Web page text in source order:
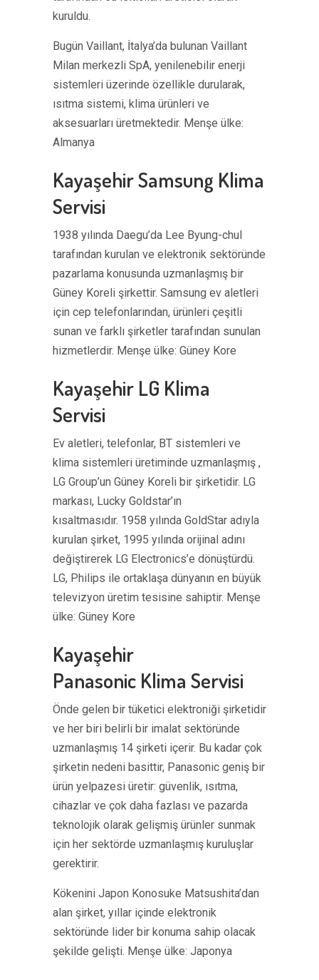
kuruldu.
Bugün Vaillant, İtalya’da bulunan Vaillant
Milan merkezli SpA, yenilenebilir enerji
sistemleri üzerinde özellikle durularak,
ısıtma sistemi, klima ürünleri ve
aksesuarları üretmektedir. Menşe ülke:
Almanya
Kayaşehir Samsung Klima
Servisi
1938 yılında Daegu’da Lee Byung-chul
tarafından kurulan ve elektronik sektöründe
pazarlama konusunda uzmanlaşmış bir
Güney Koreli şirkettir. Samsung ev aletleri
için cep telefonlarından, ürünleri çeşitli
sunan ve farklı şirketler tarafından sunulan
hizmetlerdir. Menşe ülke: Güney Kore
Kayaşehir LG Klima
Servisi
Ev aletleri, telefonlar, BT sistemleri ve
klima sistemleri üretiminde uzmanlaşmış ,
LG Group’un Güney Koreli bir şirketidir. LG
markası, Lucky Goldstar’ın
kısaltmasıdır. 1958 yılında GoldStar adıyla
kurulan şirket, 1995 yılında orijinal adını
değiştirerek LG Electronics’e dönüştürdü.
LG, Philips ile ortaklaşa dünyanın en büyük
televizyon üretim tesisine sahiptir. Menşe
ülke: Güney Kore
Kayaşehir
Panasonic Klima Servisi
Önde gelen bir tüketici elektroniği şirketidir
ve her biri belirli bir imalat sektöründe
uzmanlaşmış 14 şirketi içerir. Bu kadar çok
şirketin nedeni basittir, Panasonic geniş bir
ürün yelpazesi üretir: güvenlik, ısıtma,
cihazlar ve çok daha fazlası ve pazarda
teknolojik olarak gelişmiş ürünler sunmak
için her sektörde uzmanlaşmış kuruluşlar
gerektirir.
Kökenini Japon Konosuke Matsushita’dan
alan şirket, yıllar içinde elektronik
sektöründe lider bir konuma sahip olacak
şekilde gelişti. Menşe ülke: Japonya